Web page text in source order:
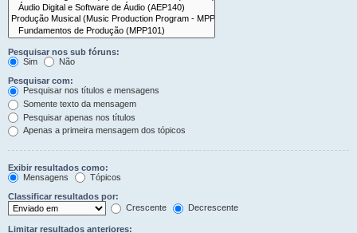
Pesquisar nos sub fóruns:
Sim
Não
Pesquisar com:
Pesquisar nos títulos e mensagens
Somente texto da mensagem
Pesquisar apenas nos títulos
Apenas a primeira mensagem dos tópicos
Exibir resultados como:
Mensagens
Tópicos
Classificar resultados por:
Crescente
Decrescente
Limitar resultados anteriores: